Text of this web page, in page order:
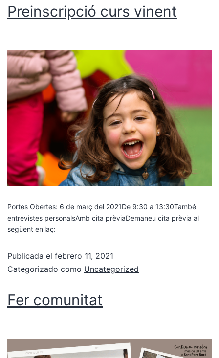
Preinscripció curs vinent
Portes Obertes: 6 de març del 2021De 9:30 a 13:30També
entrevistes personalsAmb cita prèviaDemaneu cita prèvia al
següent enllaç:
Publicada el febrero 11, 2021
Categorizado como Uncategorized
Fer comunitat